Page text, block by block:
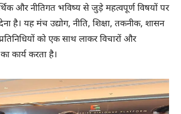
और नीतिगत भविष्य से जुड़े महत्वपूर्ण विषयों पर
है। यह मंच उद्योग, नीति, शिक्षा, तकनीक, शासन
को एक साथ लाकर विचारों और
कार्य करता है।